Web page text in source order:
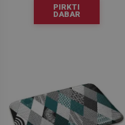
PIRKTI
DABAR